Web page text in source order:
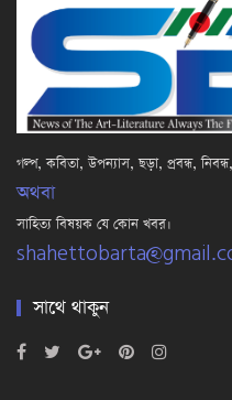
গল্প, কবিতা, উপন্যাস, ছড়া, প্রবন্ধ,
অথবা
সাহিত্য বিষয়ক যে কোন খবর।
সাথে থাকুন